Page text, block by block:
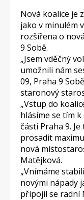
Nová koalice je
jako v minulém
rozšířena o
9 Sobě.
„Jsem vděčný
umožnili nám
09, Praha 9
staronový
„Vstup do
hlásíme se tím
části Praha 9.
prosadit
nová
Matějková.
„Vnímáme
novými nápady
připojil se radní